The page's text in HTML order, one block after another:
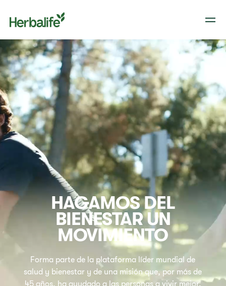
HAGAMOS DEL
BIENESTAR UN
MOVIMIENTO
Forma parte de la plataforma líder mundial de
salud y bienestar y de una misión que, por más de
45 años, ha ayudado a las personas a vivir mejor,